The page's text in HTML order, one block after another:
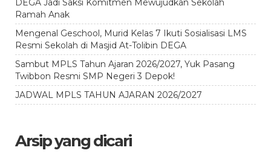
DEGA Jadi Saksi Komitmen Mewujudkan Sekolah
Ramah Anak
Mengenal Geschool, Murid Kelas 7 Ikuti Sosialisasi LMS
Resmi Sekolah di Masjid At-Tolibin DEGA
Sambut MPLS Tahun Ajaran 2026/2027, Yuk Pasang
Twibbon Resmi SMP Negeri 3 Depok!
JADWAL MPLS TAHUN AJARAN 2026/2027
Arsip yang dicari